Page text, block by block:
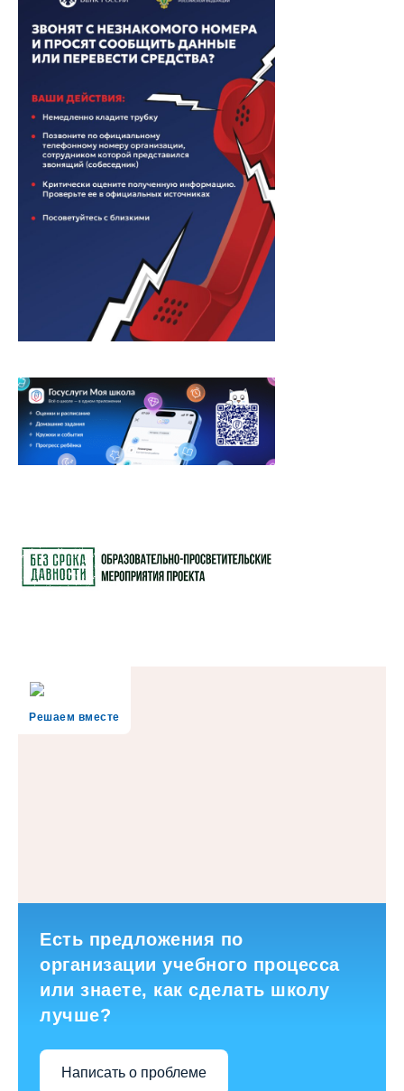
Решаем вместе
Есть предложения по
организации учебного процесса
или знаете, как сделать школу
лучше?
Написать о проблеме